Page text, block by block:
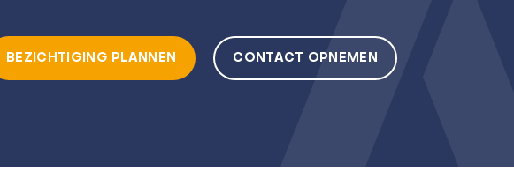
BEZICHTIGING PLANNEN CONTACT OPNEMEN